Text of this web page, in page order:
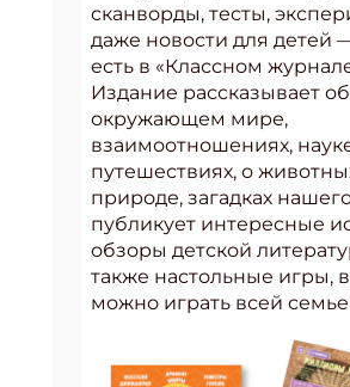
сканворды, тесты,
даже новости для детей
есть в «Классном
Издание рассказывает об
окружающем мире,
взаимоотношениях,
путешествиях, о
природе, загадках
публикует интересные
обзоры детской
также настольные игры,
можно играть всей